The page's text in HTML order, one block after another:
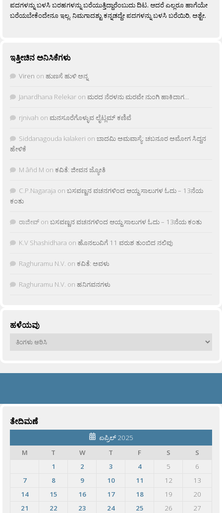
ಪದಗಳನ್ನು ಬಳಸಿ ಬರಹಗಳನ್ನು ಬರೆಯುತ್ತಿದ್ದಾರೆಂಬುದು ದಿಟ. ಆದರೆ ಎಲ್ಲರೂ ಹಾಗೆಯೇ
ಬರೆಯಬೇಕೆಂದೇನೂ ಇಲ್ಲ. ನಿಮಗಾದಶ್ಟು ಕನ್ನಡದ್ದೇ ಪದಗಳನ್ನು ಬಳಸಿ ಬರೆಯಿರಿ, ಅಶ್ಟೇ.
ಇತ್ತೀಚಿನ ಅನಿಸಿಕೆಗಳು
Viren on ಹುಣಸೆ ಹುಳಿ ಅನ್ನ
Janardhana Relekar on ಮರದ ನೆರಳನು ಮರವೇ ನುಂಗಿ ಹಾಕಿದಾಗ…
rjnivah on ಮನಸೂರೆಗೊಳ್ಳುವ ಲೈಟ್ಲಮ್ ಕಣಿವೆ
Siddanagouda kalakeri on ಬಾದಮಿ ಅಮವಾಸ್ಯೆ: ಚಬನೂರ ಅಮೋಗ ಸಿದ್ದನ
ಹೇಳಿಕೆ
M âñd M on ಕವಿತೆ: ಜೀವನ ಜ್ಯೋತಿ
C.P.Nagaraja on ಬಸವಣ್ಣನ ವಚನಗಳಿಂದ ಆಯ್ದ ಸಾಲುಗಳ ಓದು – 13ನೆಯ
ಕಂತು
ರಾಜೀವ್ on ಬಸವಣ್ಣನ ವಚನಗಳಿಂದ ಆಯ್ದ ಸಾಲುಗಳ ಓದು – 13ನೆಯ ಕಂತು
K.V Shashidhara on ಹೊನಲುವಿಗೆ 11 ವರುಶ ತುಂಬಿದ ನಲಿವು
Raghuramu N.V. on ಕವಿತೆ: ಅವಳು
Raghuramu N.V. on ಹನಿಗವನಗಳು
ಹಳೆಯವು
ಹಳೆಯವು
ತೇದಿಮಣೆ
ಏಪ್ರಿಲ್ 2025
M
T W T F S
S
1
2 3 4 5
6
7
8 9 10 11 12
13
14
15 16 17 18 19
20
21
22 23 24 25 26
27